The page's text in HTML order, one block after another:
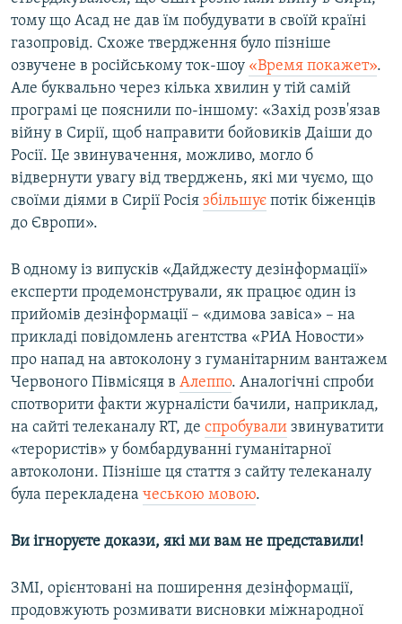
тому що Асад не дав їм побудувати в своїй країні
газопровід. Схоже твердження було пізніше
озвучене в російському ток-шоу «Время покажет».
Але буквально через кілька хвилин у тій самій
програмі це пояснили по-іншому: «Захід розв'язав
війну в Сирії, щоб направити бойовиків Даіши до
Росії. Це звинувачення, можливо, могло б
відвернути увагу від тверджень, які ми чуємо, що
своїми діями в Сирії Росія збільшує потік біженців
до Європи».
В одному із випусків «Дайджесту дезінформації»
експерти продемонстрували, як працює один із
прийомів дезінформації – «димова завіса» – на
прикладі повідомлень агентства «РИА Новости»
про напад на автоколону з гуманітарним вантажем
Червоного Півмісяця в Алеппо. Аналогічні спроби
спотворити факти журналісти бачили, наприклад,
на сайті телеканалу RT, де спробували звинуватити
«терористів» у бомбардуванні гуманітарної
автоколони. Пізніше ця стаття з сайту телеканалу
була перекладена чеською мовою.
Ви ігноруєте докази, які ми вам не представили!
ЗМІ, орієнтовані на поширення дезінформації,
продовжують розмивати висновки міжнародної